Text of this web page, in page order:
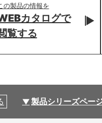
の製品の情報を
カタログで
覧する
製品シリーズペー